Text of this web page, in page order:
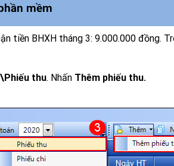
mềm
tiền BHXH tháng 3: 9.000.000 đồng.
thu. Nhấn Thêm phiếu thu.